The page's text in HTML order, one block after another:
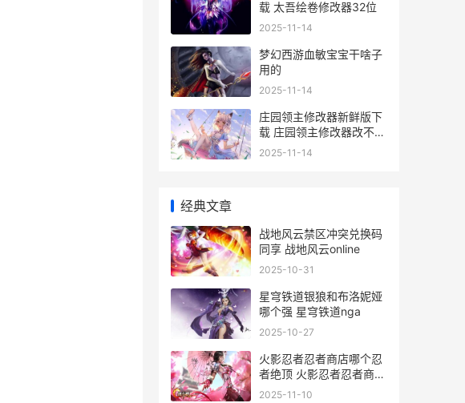
载 太吾绘卷修改器32位
2025-11-14
梦幻西游血敏宝宝干啥子
用的
2025-11-14
庄园领主修改器新鲜版下
载 庄园领主修改器改不了
农作物
2025-11-14
经典文章
战地风云禁区冲突兑换码
同享 战地风云online
2025-10-31
星穹铁道银狼和布洛妮娅
哪个强 星穹铁道nga
2025-10-27
火影忍者忍者商店哪个忍
者绝顶 火影忍者忍者商店
推荐买什么忍者
2025-11-10